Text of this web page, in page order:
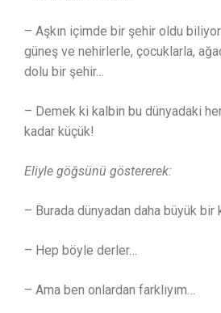
– Aşkın içimde bir şehir oldu biliyor
güneş ve nehirlerle, çocuklarla,
dolu bir şehir…
– Demek ki kalbin bu dünyadaki
kadar küçük!
Eliyle göğsünü göstererek:
– Burada dünyadan daha büyük bir
– Hep böyle derler…
– Ama ben onlardan farklıyım…